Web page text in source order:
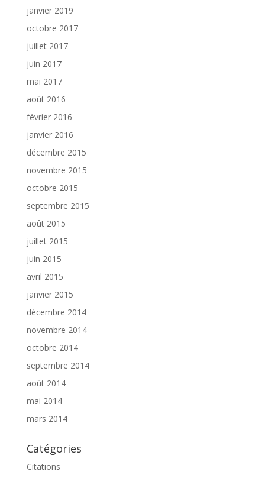
janvier 2019
octobre 2017
juillet 2017
juin 2017
mai 2017
août 2016
février 2016
janvier 2016
décembre 2015
novembre 2015
octobre 2015
septembre 2015
août 2015
juillet 2015
juin 2015
avril 2015
janvier 2015
décembre 2014
novembre 2014
octobre 2014
septembre 2014
août 2014
mai 2014
mars 2014
Catégories
Citations